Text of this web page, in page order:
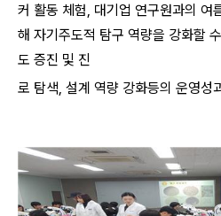
커 활동 체험, 대기업 연구원과의 여
해 자기주도적 탐구 역량을 강화할
도 증진 및 진
로 탐색, 설계 역량 강화등의 운영성